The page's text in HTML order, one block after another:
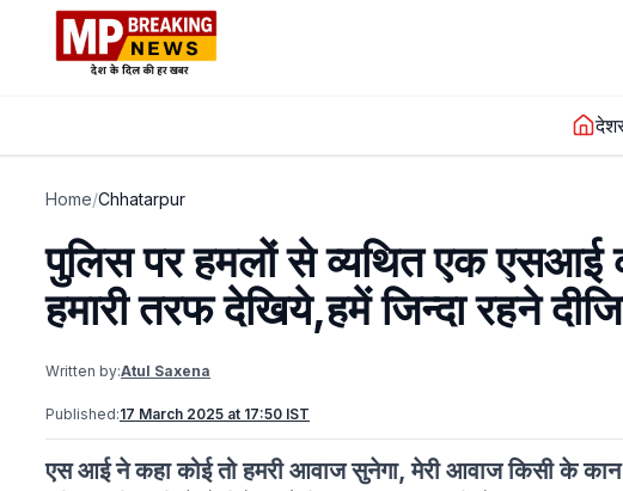
देश
Home/Chhatarpur
पुलिस पर हमलों से व्यथित एक एसआई
हमारी तरफ देखिये,हमें जिन्दा रहने
Written by:Atul Saxena
Published:17 March 2025 at 17:50 IST
एस आई ने कहा कोई तो हमरी आवाज सुनेगा, मेरी आवाज किसी के कान